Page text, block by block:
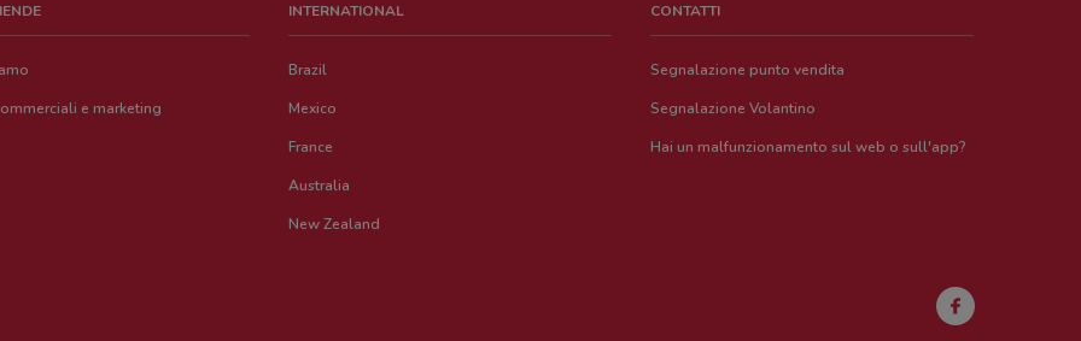
e marketing
INTERNATIONAL
Brazil
Mexico
France
Australia
New Zealand
CONTATTI
Segnalazione punto vendita
Segnalazione Volantino
Hai un malfunzionamento sul web o sull'app?